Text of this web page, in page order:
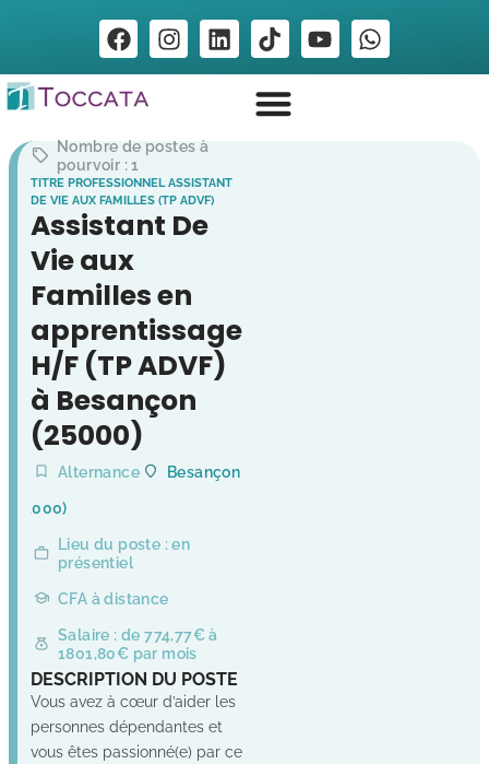
Nombre de postes à
pourvoir : 1
TITRE PROFESSIONNEL ASSISTANT
DE VIE AUX FAMILLES (TP ADVF)
Assistant De
Vie aux
Familles en
apprentissage
H/F (TP ADVF)
à Besançon
(25000)
Alternance
Besançon
(25000)
Lieu du poste : en
présentiel
CFA à distance
Salaire : de 774,77€ à
1801,80€ par mois
DESCRIPTION DU POSTE
Vous avez à cœur d’aider les
personnes dépendantes et
vous êtes passionné(e) par ce